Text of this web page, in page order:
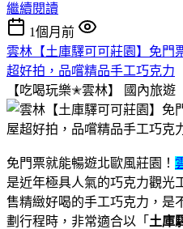
繼續閱讀
1個月前
雲林【土庫驛可可莊園】免門
超好拍，品嚐精品手工巧克力
【吃喝玩樂✭雲林】
國內旅遊
免門票就能暢遊北歐風莊園！
是近年極具人氣的巧克力觀光
售精緻好喝的手工巧克力，是
劃行程時，非常適合以「 土庫